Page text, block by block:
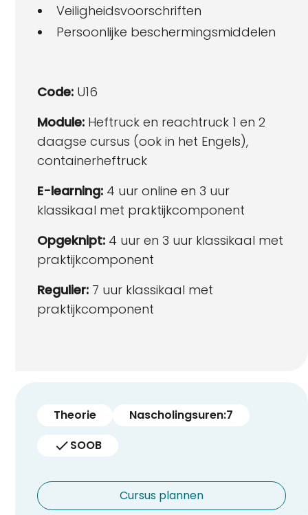
Veiligheidsvoorschriften
Persoonlijke beschermingsmiddelen
Code: U16
Module: Heftruck en reachtruck 1 en 2
daagse cursus (ook in het Engels),
containerheftruck
E-learning: 4 uur online en 3 uur
klassikaal met praktijkcomponent
Opgeknipt: 4 uur en 3 uur klassikaal met
praktijkcomponent
Regulier: 7 uur klassikaal met
praktijkcomponent
Theorie Nascholingsuren:7
SOOB
Cursus plannen